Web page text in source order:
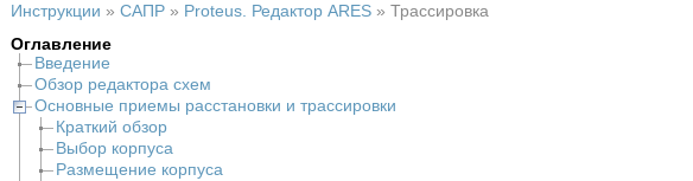
Инструкции » САПР » Proteus. Редактор ARES » Трассировка
Оглавление
Введение
Обзор редактора схем
Основные приемы расстановки и трассировки
Краткий обзор
Выбор корпуса
Размещение корпуса